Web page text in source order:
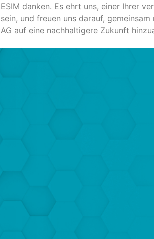
ESIM danken. Es ehrt uns, einer Ihrer
sein, und freuen uns darauf,
AG auf eine nachhaltigere Zukunft